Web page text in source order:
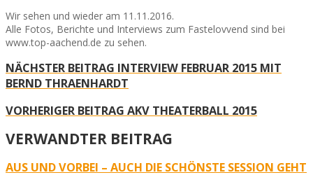
Wir sehen und wieder am 11.11.2016.
Alle Fotos, Berichte und Interviews zum Fastelovvend sind bei
www.top-aachend.de zu sehen.
NÄCHSTER BEITRAG INTERVIEW FEBRUAR 2015 MIT
BERND THRAENHARDT
VORHERIGER BEITRAG AKV THEATERBALL 2015
VERWANDTER BEITRAG
AUS UND VORBEI – AUCH DIE SCHÖNSTE SESSION GEHT